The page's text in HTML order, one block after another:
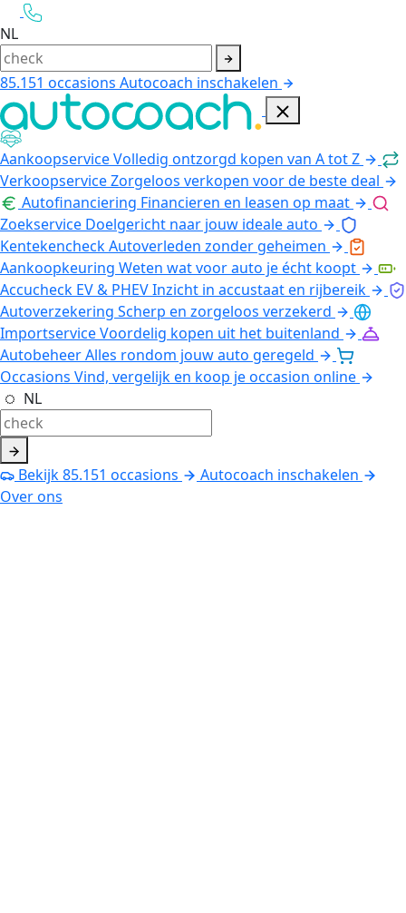
NL
85.151 occasions Autocoach inschakelen
AankoopserviceVolledig ontzorgd kopen van A tot Z
VerkoopserviceZorgeloos verkopen voor de beste deal
Autofinanciering Financieren en leasen op maat
Zoekservice Doelgericht naar jouw ideale auto
KentekencheckAutoverleden zonder geheimen
Aankoopkeuring Weten wat voor auto je écht koopt
Accucheck EV & PHEVInzicht in accustaat en rijbereik
Autoverzekering Scherp en zorgeloos verzekerd
ImportserviceVoordelig kopen uit het buitenland
AutobeheerAlles rondom jouw auto geregeld
Occasions Vind, vergelijk en koop je occasion online
NL
Bekijk85.151 occasions
Autocoach inschakelen
Over ons